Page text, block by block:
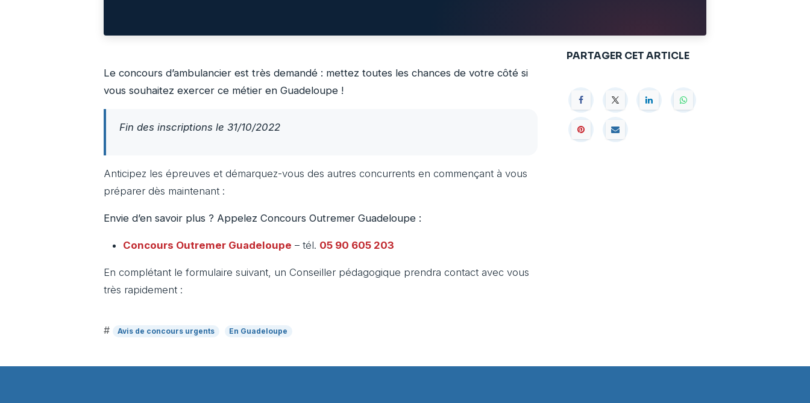
Le concours d’ambulancier est très demandé : mettez toutes les chances de votre côté si
vous souhaitez exercer ce métier en Guadeloupe !
Fin des inscriptions le 31/10/2022
Anticipez les épreuves et démarquez-vous des autres concurrents en commençant à vous
préparer dès maintenant :
Envie d’en savoir plus ? Appelez Concours Outremer Guadeloupe :
Concours Outremer Guadeloupe – tél. 05 90 605 203
En complétant le formulaire suivant, un Conseiller pédagogique prendra contact avec vous
très rapidement :
# Avis de concours urgents En Guadeloupe
PARTAGER CET ARTICLE